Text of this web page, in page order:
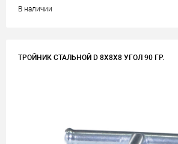
В наличии
ТРОЙНИК СТАЛЬНОЙ D 8Х8Х8 УГОЛ 90 ГР.